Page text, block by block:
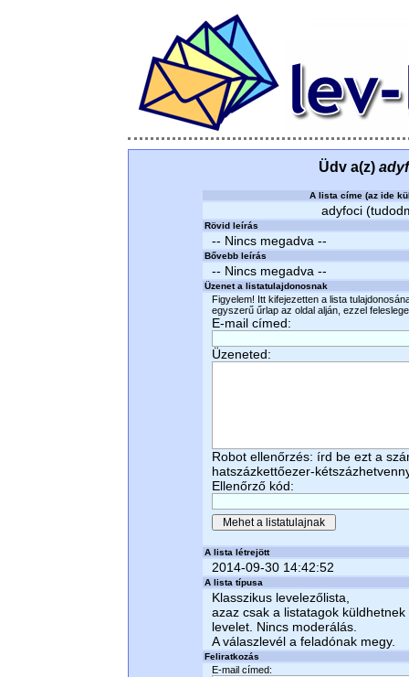
Üdv a(z)
A lista címe (az ide
adyfoci
Rövid leírás
-- Nincs megadva --
Bővebb leírás
-- Nincs megadva --
Üzenet a listatulajdonosnak
Figyelem! Itt kifejezetten a lista
egyszerű űrlap az oldal alján, ezzel
E-mail címed:
Üzeneted:
Robot ellenőrzés: írd be ezt a
hatszázkettőezer-
Ellenőrző kód:
A lista létrejött
2014-09-30 14:42:52
A lista típusa
Klasszikus levelezőlista,
azaz csak a listatagok küldhetnek
levelet. Nincs moderálás.
A válaszlevél a feladónak megy.
Feliratkozás
E-mail címed: